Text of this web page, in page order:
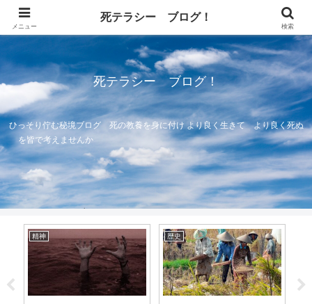
死テラシー ブログ！
ひっそり佇む秘境ブログ 死の教養を身に付け より良く生きて より良く死ぬ
を皆で考えませんか
精神 歴史
メニュー
死テラシー ブログ！
検索